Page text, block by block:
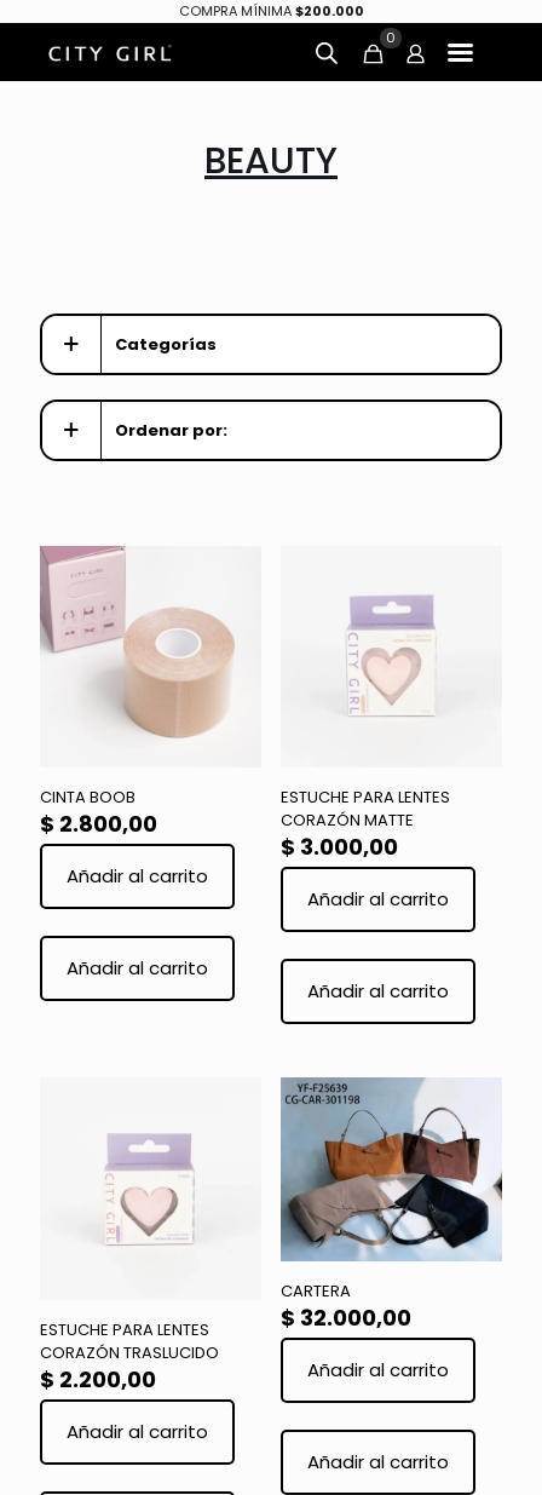
COMPRA MÍNIMA$200.000
0
BEAUTY
Categorías
Ordenar por:
CINTA BOOB
$ 2.800,00
Añadir al carrito
Añadir al carrito
ESTUCHE PARA LENTES
CORAZÓN MATTE
$ 3.000,00
Añadir al carrito
Añadir al carrito
ESTUCHE PARA LENTES
CORAZÓN TRASLUCIDO
$ 2.200,00
Añadir al carrito
CARTERA
$ 32.000,00
Añadir al carrito
Añadir al carrito